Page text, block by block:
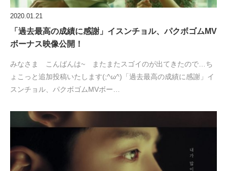
2020.01.21
「過去最高の成績に感謝」イスンチョル、パクボゴムMV
ボーナス映像公開！
みなさま こんばんは~ またまたスゴイのが出てきたので…ち
ょこっと追加投稿いたします(;^ω^)「過去最高の成績に感謝」イ
スンチョル、パクボゴムMVボー…